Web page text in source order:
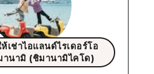
เช่าไอแลนด์ไรเดอร์โอ
นามิ (ชิมานามิไคโด)